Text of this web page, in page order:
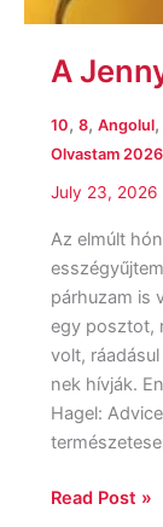
A
10, 8, Angolul,
Olvastam
July 23, 2026
Az elmúlt
párhuzam is
egy posztot,
volt,
nek hívják.
Hagel:
Read Post »